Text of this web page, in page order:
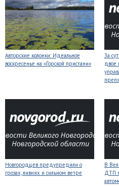
Авторские колонки: Идеальное
воскресенье на «Горской пристани»
За
двое
Новгородцев предупредили о
грозах, ливнях и сильном ветре
В
ДТП